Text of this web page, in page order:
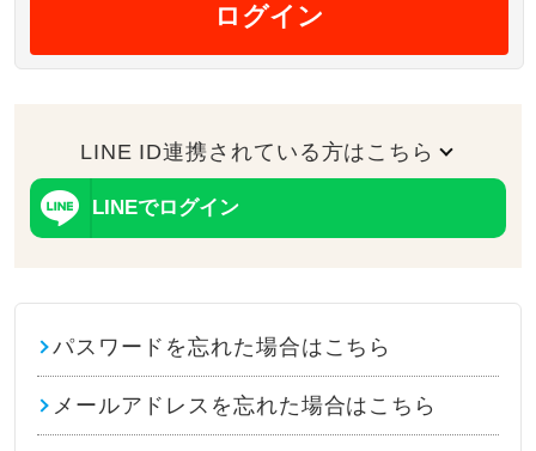
ログイン
LINE ID連携されている方はこちら
LINEでログイン
パスワードを忘れた場合はこちら
メールアドレスを忘れた場合はこちら